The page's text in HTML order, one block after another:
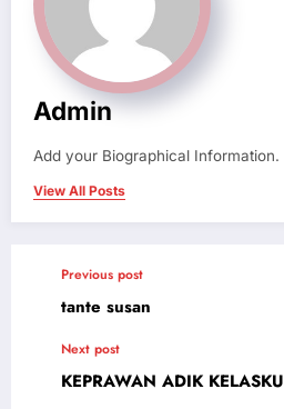
Admin
Add your Biographical Information.
View All Posts
Previous post
tante susan
Next post
KEPRAWAN ADIK KELASKU